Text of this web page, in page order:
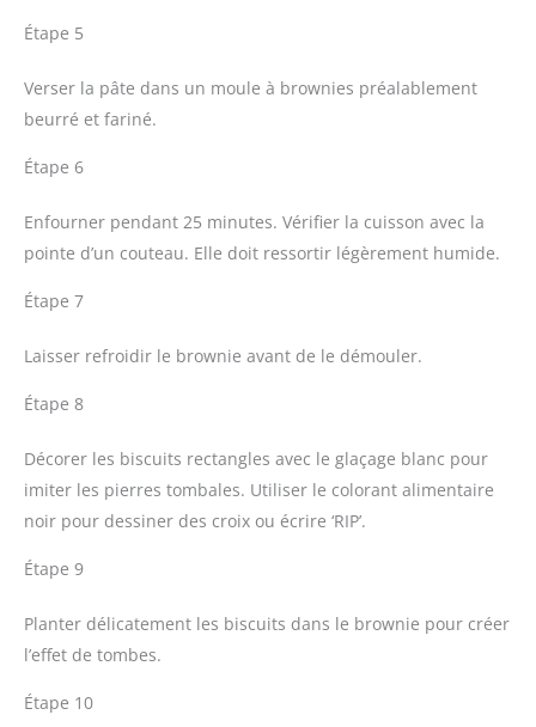
Étape 5
Verser la pâte dans un moule à brownies préalablement
beurré et fariné.
Étape 6
Enfourner pendant 25 minutes. Vérifier la cuisson avec la
pointe d’un couteau. Elle doit ressortir légèrement humide.
Étape 7
Laisser refroidir le brownie avant de le démouler.
Étape 8
Décorer les biscuits rectangles avec le glaçage blanc pour
imiter les pierres tombales. Utiliser le colorant alimentaire
noir pour dessiner des croix ou écrire ‘RIP’.
Étape 9
Planter délicatement les biscuits dans le brownie pour créer
l’effet de tombes.
Étape 10